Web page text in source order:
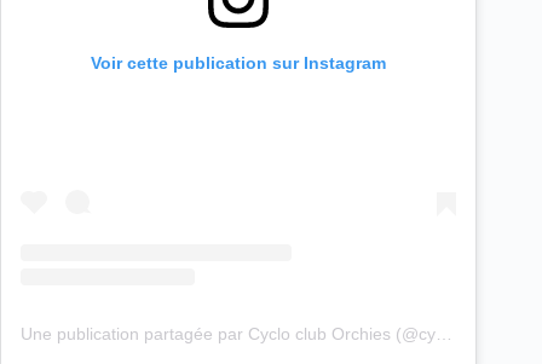
Voir cette publication sur Instagram